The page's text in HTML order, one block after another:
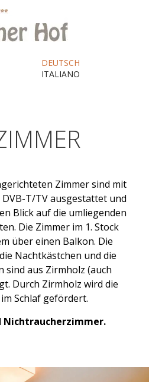
DEUTSCH
ITALIANO
Zimmer sind mit
T/TV ausgestattet und
Blick auf die umliegenden
Die Zimmer im 1. Stock
über einen Balkon. Die
Nachtkästchen und die
sind aus Zirmholz (auch
Durch Zirmholz wird die
Schlaf gefördert.
Nichtraucherzimmer.